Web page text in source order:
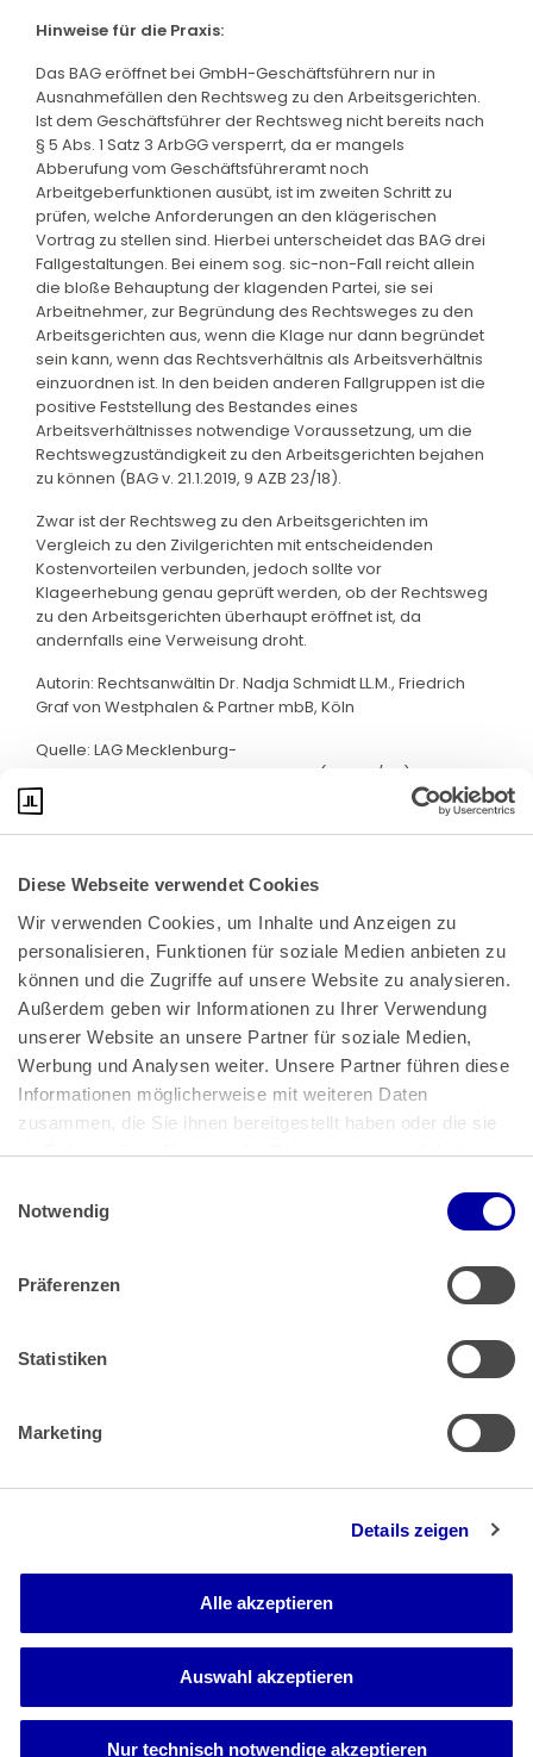
Diese Webseite verwendet Cookies
Wir verwenden Cookies, um Inhalte und Anzeigen zu
personalisieren, Funktionen für soziale Medien anbieten zu
können und die Zugriffe auf unsere Website zu analysieren.
Außerdem geben wir Informationen zu Ihrer Verwendung
unserer Website an unsere Partner für soziale Medien,
Werbung und Analysen weiter. Unsere Partner führen diese
Informationen möglicherweise mit weiteren Daten
zusammen, die Sie ihnen bereitgestellt haben oder die sie
im Rahmen Ihrer Nutzung der Dienste gesammelt haben.
Impressum
Notwendig
Präferenzen
Statistiken
Marketing
Details zeigen
Alle akzeptieren
Auswahl akzeptieren
Nur technisch notwendige akzeptieren
Hinweise für die Praxis:
Das BAG eröffnet bei GmbH-Geschäftsführern nur in
Ausnahmefällen den Rechtsweg zu den Arbeitsgerichten.
Ist dem Geschäftsführer der Rechtsweg nicht bereits nach
§ 5 Abs. 1 Satz 3 ArbGG versperrt, da er mangels
Abberufung vom Geschäftsführeramt noch
Arbeitgeberfunktionen ausübt, ist im zweiten Schritt zu
prüfen, welche Anforderungen an den klägerischen
Vortrag zu stellen sind. Hierbei unterscheidet das BAG drei
Fallgestaltungen. Bei einem sog. sic-non-Fall reicht allein
die bloße Behauptung der klagenden Partei, sie sei
Arbeitnehmer, zur Begründung des Rechtsweges zu den
Arbeitsgerichten aus, wenn die Klage nur dann begründet
sein kann, wenn das Rechtsverhältnis als Arbeitsverhältnis
einzuordnen ist. In den beiden anderen Fallgruppen ist die
positive Feststellung des Bestandes eines
Arbeitsverhältnisses notwendige Voraussetzung, um die
Rechtswegzuständigkeit zu den Arbeitsgerichten bejahen
zu können (BAG v. 21.1.2019, 9 AZB 23/18).
Zwar ist der Rechtsweg zu den Arbeitsgerichten im
Vergleich zu den Zivilgerichten mit entscheidenden
Kostenvorteilen verbunden, jedoch sollte vor
Klageerhebung genau geprüft werden, ob der Rechtsweg
zu den Arbeitsgerichten überhaupt eröffnet ist, da
andernfalls eine Verweisung droht.
Autorin: Rechtsanwältin Dr. Nadja Schmidt LL.M., Friedrich
Graf von Westphalen & Partner mbB, Köln
Quelle: LAG Mecklenburg-
Vorpommern, Beschluss v. 15.5.2024 (3 Ta 21/24)
Bundeskanzlerplatz 2
53113 Bonn
Pressemitteilungen|AGB
Impressum|Datenschutz
Muster Widerrufsformular (PDF)
Barrierefreiheit